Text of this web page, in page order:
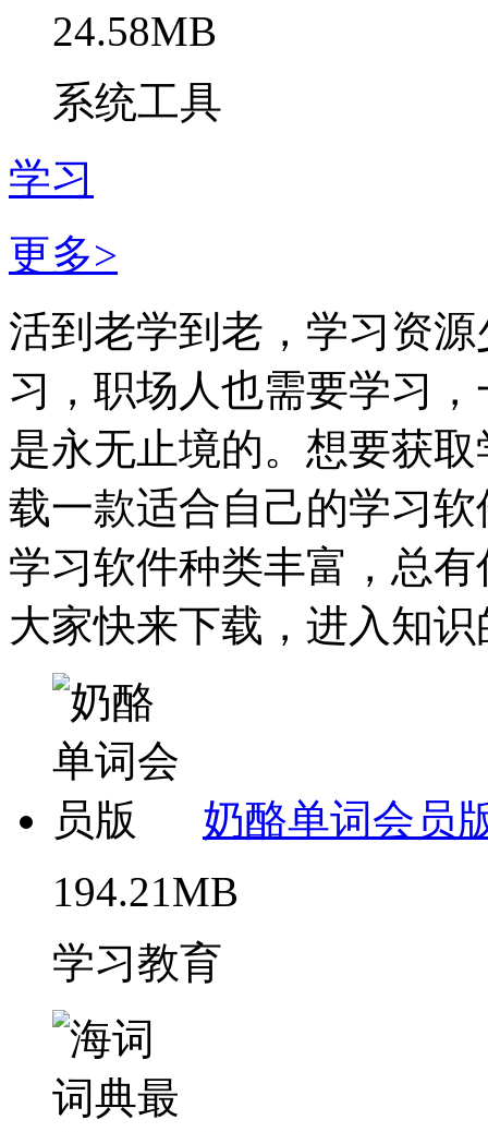
24.58MB
系统工具
学习
更多>
活到老学到老，学习资
习，职场人也需要学习
是永无止境的。想要获
载一款适合自己的学习
学习软件种类丰富，总
大家快来下载，进入知
奶酪单词会员
194.21MB
学习教育